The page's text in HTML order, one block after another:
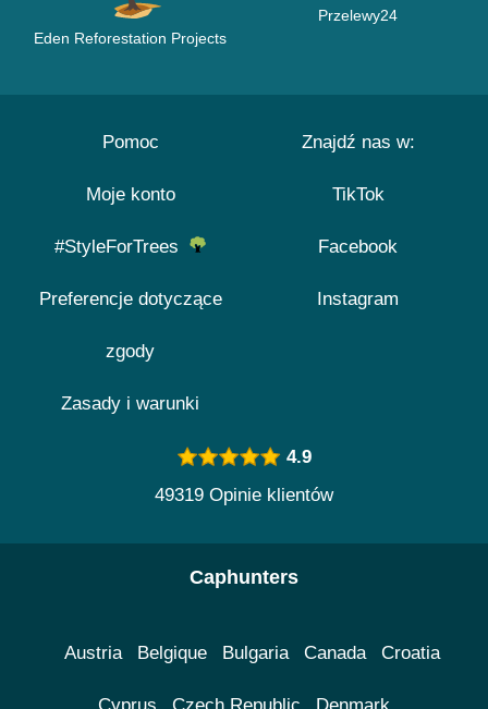
Eden Reforestation Projects
Przelewy24
Pomoc
Moje konto
#StyleForTrees
Preferencje dotyczące
zgody
Zasady i warunki
Znajdź nas w:
TikTok
Facebook
Instagram
4.9
49319 Opinie klientów
Caphunters
Austria Belgique Bulgaria Canada Croatia